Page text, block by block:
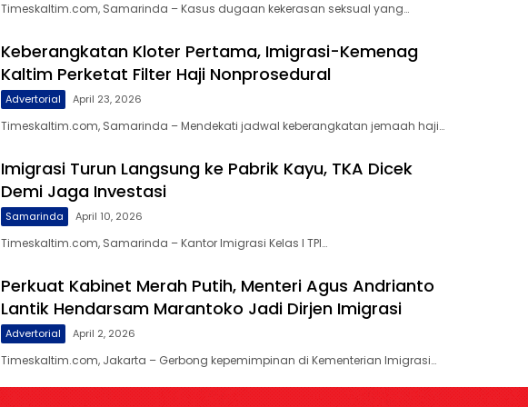
Timeskaltim.com, Samarinda – Kasus dugaan kekerasan seksual yang…
Keberangkatan Kloter Pertama, Imigrasi-Kemenag
Kaltim Perketat Filter Haji Nonprosedural
Advertorial April 23, 2026
Timeskaltim.com, Samarinda – Mendekati jadwal keberangkatan jemaah haji…
Imigrasi Turun Langsung ke Pabrik Kayu, TKA Dicek
Demi Jaga Investasi
Samarinda April 10, 2026
Timeskaltim.com, Samarinda – Kantor Imigrasi Kelas I TPI…
Perkuat Kabinet Merah Putih, Menteri Agus Andrianto
Lantik Hendarsam Marantoko Jadi Dirjen Imigrasi
Advertorial April 2, 2026
Timeskaltim.com, Jakarta – Gerbong kepemimpinan di Kementerian Imigrasi…